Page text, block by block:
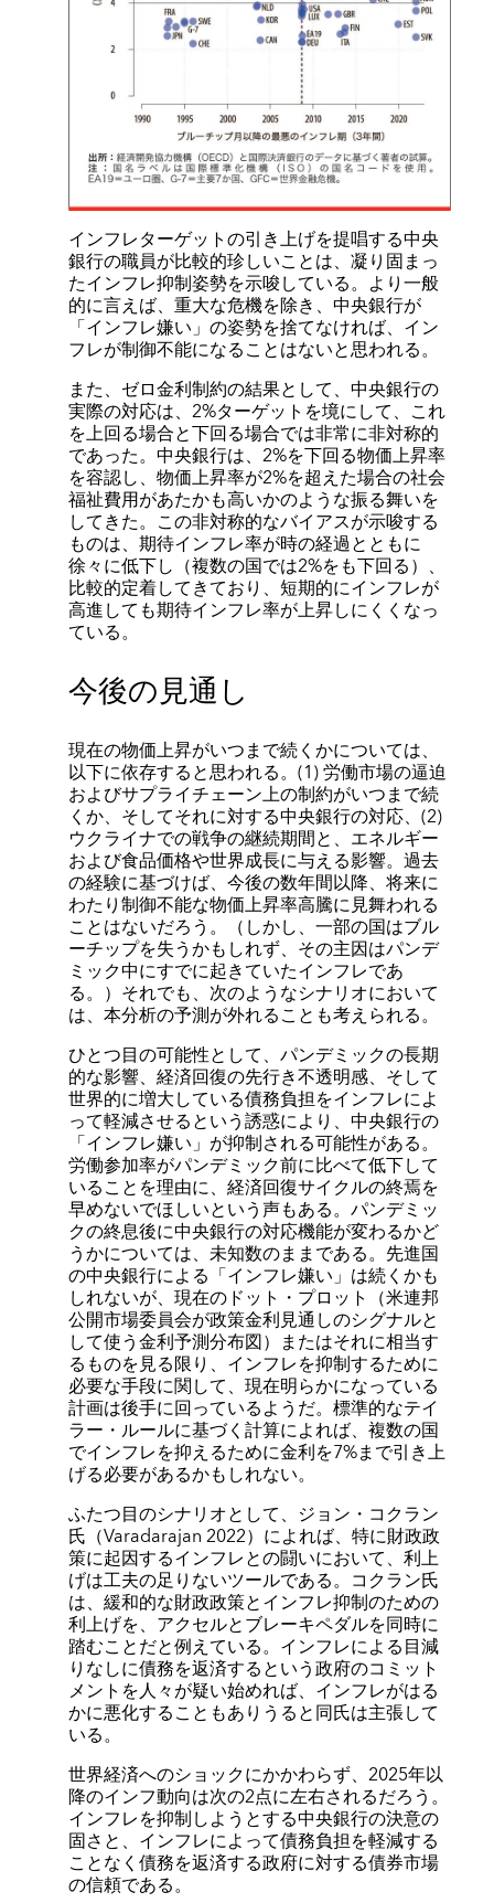
インフレターゲットの引き上げを提唱する中央
銀行の職員が比較的珍しいことは、凝り固まっ
たインフレ抑制姿勢を示唆している。より一般
的に言えば、重大な危機を除き、中央銀行が
「インフレ嫌い」の姿勢を捨てなければ、イン
フレが制御不能になることはないと思われる。
また、ゼロ金利制約の結果として、中央銀行の
実際の対応は、2%ターゲットを境にして、これ
を上回る場合と下回る場合では非常に非対称的
であった。中央銀行は、2%を下回る物価上昇率
を容認し、物価上昇率が2%を超えた場合の社会
福祉費用があたかも高いかのような振る舞いを
してきた。この非対称的なバイアスが示唆する
ものは、期待インフレ率が時の経過とともに
徐々に低下し（複数の国では2%をも下回る）、
比較的定着してきており、短期的にインフレが
高進しても期待インフレ率が上昇しにくくなっ
ている。
今後の見通し
現在の物価上昇がいつまで続くかについては、
以下に依存すると思われる。(1) 労働市場の逼迫
およびサプライチェーン上の制約がいつまで続
くか、そしてそれに対する中央銀行の対応、(2)
ウクライナでの戦争の継続期間と、エネルギー
および食品価格や世界成長に与える影響。過去
の経験に基づけば、今後の数年間以降、将来に
わたり制御不能な物価上昇率高騰に見舞われる
ことはないだろう。（しかし、一部の国はブル
ーチップを失うかもしれず、その主因はパンデ
ミック中にすでに起きていたインフレであ
る。）それでも、次のようなシナリオにおいて
は、本分析の予測が外れることも考えられる。
ひとつ目の可能性として、パンデミックの長期
的な影響、経済回復の先行き不透明感、そして
世界的に増大している債務負担をインフレによ
って軽減させるという誘惑により、中央銀行の
「インフレ嫌い」が抑制される可能性がある。
労働参加率がパンデミック前に比べて低下して
いることを理由に、経済回復サイクルの終焉を
早めないでほしいという声もある。パンデミッ
クの終息後に中央銀行の対応機能が変わるかど
うかについては、未知数のままである。先進国
の中央銀行による「インフレ嫌い」は続くかも
しれないが、現在のドット・プロット（米連邦
公開市場委員会が政策金利見通しのシグナルと
して使う金利予測分布図）またはそれに相当す
るものを見る限り、インフレを抑制するために
必要な手段に関して、現在明らかになっている
計画は後手に回っているようだ。標準的なテイ
ラー・ルールに基づく計算によれば、複数の国
でインフレを抑えるために金利を7%まで引き上
げる必要があるかもしれない。
ふたつ目のシナリオとして、ジョン・コクラン
氏（Varadarajan 2022）によれば、特に財政政
策に起因するインフレとの闘いにおいて、利上
げは工夫の足りないツールである。コクラン氏
は、緩和的な財政政策とインフレ抑制のための
利上げを、アクセルとブレーキペダルを同時に
踏むことだと例えている。インフレによる目減
りなしに債務を返済するという政府のコミット
メントを人々が疑い始めれば、インフレがはる
かに悪化することもありうると同氏は主張して
いる。
世界経済へのショックにかかわらず、2025年以
降のインフ動向は次の2点に左右されるだろう。
インフレを抑制しようとする中央銀行の決意の
固さと、インフレによって債務負担を軽減する
ことなく債務を返済する政府に対する債券市場
の信頼である。